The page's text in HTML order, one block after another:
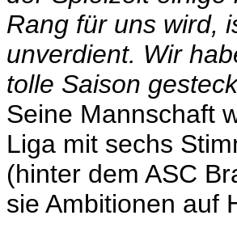
Rang für uns wird,
unverdient. Wir
tolle Saison
Seine Mannschaft
Liga mit sechs
(hinter dem ASC
sie Ambitionen auf